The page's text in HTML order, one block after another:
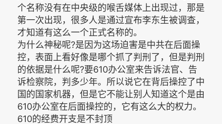
个名称没有在中央级的喉舌媒体上出现过，那是
第一次出现，很多人是通过宣布李东生被调查，
才知道有这么一个正式名称的。
为什么神秘呢?是因为这场迫害是中共在后面操
控，表面上看好像是哪个抓了判刑了，但是判刑
的依据是什么呢?要610办公室来告诉法官、告
诉检察院，判多少年。所以说它在背后操控了中
国的国家机器，但是它不能让别人知道这个是由
610办公室在后面操控的，它有这么大的权力。
610的经费开支是不封顶